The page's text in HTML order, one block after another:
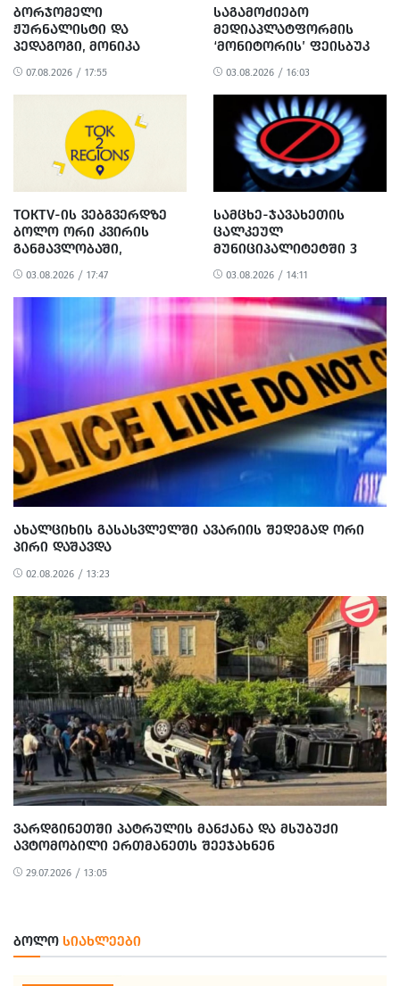
ᲑᲝᲠᲯᲝᲛᲔᲚᲘ
ᲟᲣᲠᲜᲐᲚᲘᲡᲢᲘ ᲓᲐ
ᲞᲔᲓᲐᲒᲝᲒᲘ, ᲛᲝᲜᲘᲙᲐ
ᲭᲐᲜᲢᲣᲠᲘᲐ
ᲒᲐᲠᲓᲐᲘᲪᲕᲐᲚᲐ
07.08.2026 / 17:55
TOKTV-ᲘᲡ ᲕᲔᲑᲒᲕᲔᲠᲓᲖᲔ
ᲑᲝᲚᲝ ᲝᲠᲘ ᲙᲕᲘᲠᲘᲡ
ᲒᲐᲜᲛᲐᲕᲚᲝᲑᲐᲨᲘ,
ᲙᲘᲑᲔᲠᲨᲔᲢᲔᲕᲐ ᲝᲠᲯᲔᲠ
ᲒᲐᲜᲮᲝᲠᲪᲘᲔᲚᲓᲐ
03.08.2026 / 17:47
ᲡᲐᲒᲐᲛᲝᲫᲘᲔᲑᲝ
ᲛᲔᲓᲘᲐᲞᲚᲐᲢᲤᲝᲠᲛᲘᲡ
‘ᲛᲝᲜᲘᲢᲝᲠᲘᲡ’ ᲤᲔᲘᲡᲑᲣᲙ
ᲒᲕᲔᲠᲓᲘ ᲐᲦᲐᲠ ᲘᲫᲔᲑᲜᲔᲑᲐ
03.08.2026 / 16:03
ᲡᲐᲛᲪᲮᲔ-ᲯᲐᲕᲐᲮᲔᲗᲘᲡ
ᲪᲐᲚᲙᲔᲣᲚ
ᲛᲣᲜᲘᲪᲘᲞᲐᲚᲘᲢᲔᲢᲨᲘ 3
ᲓᲦᲘᲗ ᲒᲐᲖᲘ ᲒᲐᲘᲗᲘᲨᲔᲑᲐ
03.08.2026 / 14:11
ᲐᲮᲐᲚᲪᲘᲮᲘᲡ ᲒᲐᲡᲐᲡᲕᲚᲔᲚᲨᲘ ᲐᲕᲐᲠᲘᲘᲡ ᲨᲔᲓᲔᲒᲐᲓ ᲝᲠᲘ
ᲞᲘᲠᲘ ᲓᲐᲨᲐᲕᲓᲐ
02.08.2026 / 13:23
ᲕᲐᲠᲓᲒᲘᲜᲔᲗᲨᲘ ᲞᲐᲢᲠᲣᲚᲘᲡ ᲛᲐᲜᲥᲐᲜᲐ ᲓᲐ ᲛᲡᲣᲑᲣᲥᲘ
ᲐᲕᲢᲝᲛᲝᲑᲘᲚᲘ ᲔᲠᲗᲛᲐᲜᲔᲗᲡ ᲨᲔᲔᲯᲐᲮᲜᲔᲜ
29.07.2026 / 13:05
ᲑᲝᲚᲝ ᲡᲘᲐᲮᲚᲔᲔᲑᲘ